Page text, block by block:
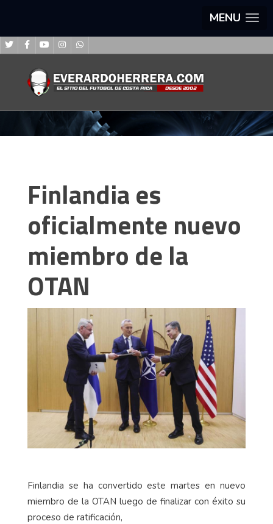
MENU
Finlandia es
oficialmente nuevo
miembro de la
OTAN
Finlandia se ha convertido este martes en nuevo
miembro de la OTAN luego de finalizar con éxito su
proceso de ratificación,